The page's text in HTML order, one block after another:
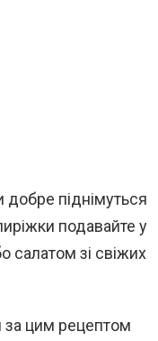
добре піднімуться
подавайте у
салатом зі свіжих
за цим рецептом